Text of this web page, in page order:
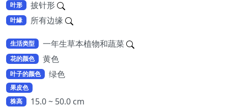
叶形 披针形
叶緣 所有边缘
生活类型 一年生草本植物和蔬菜
花的颜色 黄色
叶子的颜色 绿色
果皮色
株高
15.0 ~ 50.0 cm